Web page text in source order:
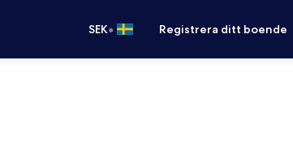
SEK• Registrera ditt boende